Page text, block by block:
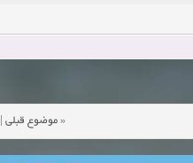
«موضوع قبلی